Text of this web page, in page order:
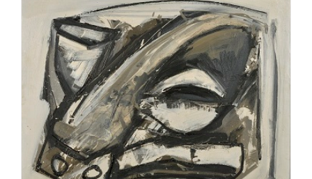
objetivas y desapegadas de un tema. La exposición es el
intento, por definición irrealizable, de encerrar en un solo
entorno la totalidad [...]